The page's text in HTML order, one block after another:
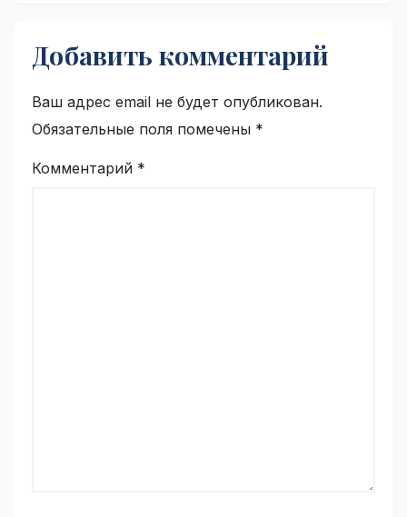
Добавить комментарий
Ваш адрес email не будет опубликован.
Обязательные поля помечены *
Комментарий *